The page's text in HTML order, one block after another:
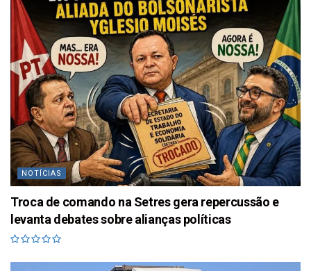
NOTÍCIAS
Troca de comando na Setres gera repercussão e
levanta debates sobre alianças políticas